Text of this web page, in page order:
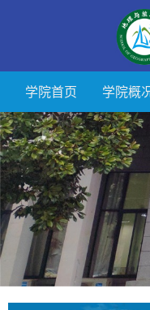
学院首页 学院概